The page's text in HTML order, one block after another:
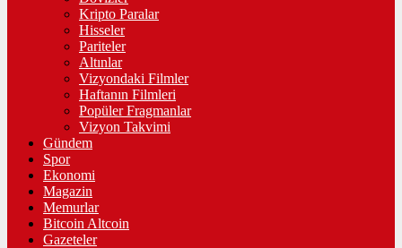
Kripto Paralar
Hisseler
Pariteler
Altınlar
Vizyondaki Filmler
Haftanın Filmleri
Popüler Fragmanlar
Vizyon Takvimi
Gündem
Spor
Ekonomi
Magazin
Memurlar
Bitcoin Altcoin
Gazeteler